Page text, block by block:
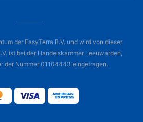
der EasyTerra B.V. und wird von dieser
ist bei der Handelskammer Leeuwarden,
der Nummer 01104443 eingetragen.